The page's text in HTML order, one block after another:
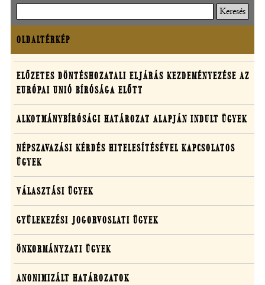
Oldaltérkép
OLDALTÉRKÉP
Határozatok
egyedi
ügyekben
ELŐZETES DÖNTÉSHOZATALI ELJÁRÁS KEZDEMÉNYEZÉSE AZ
EURÓPAI UNIÓ BÍRÓSÁGA ELŐTT
ALKOTMÁNYBÍRÓSÁGI HATÁROZAT ALAPJÁN INDULT ÜGYEK
NÉPSZAVAZÁSI KÉRDÉS HITELESÍTÉSÉVEL KAPCSOLATOS
ÜGYEK
VÁLASZTÁSI ÜGYEK
GYÜLEKEZÉSI JOGORVOSLATI ÜGYEK
ÖNKORMÁNYZATI ÜGYEK
ANONIMIZÁLT HATÁROZATOK